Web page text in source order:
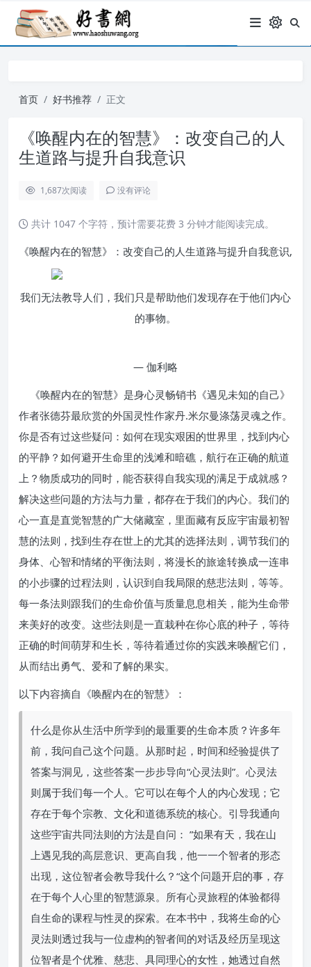
首页 好书推荐 正文
《唤醒内在的智慧》：改变自己的人
生道路与提升自我意识
1,687次阅读 没有评论
共计 1047 个字符，预计需要花费 3 分钟才能阅读完成。
《唤醒内在的智慧》：改变自己的人生道路与提升自我意识,
我们无法教导人们，我们只是帮助他们发现存在于他们内心
的事物。
— 伽利略
《唤醒内在的智慧》是身心灵畅销书《遇见未知的自己》
作者张德芬最欣赏的外国灵性作家丹.米尔曼涤荡灵魂之作。
你是否有过这些疑问：如何在现实艰困的世界里，找到内心
的平静？如何避开生命里的浅滩和暗礁，航行在正确的航道
上？物质成功的同时，能否获得自我实现的满足于成就感？
解决这些问题的方法与力量，都存在于我们的内心。我们的
心一直是直觉智慧的广大储藏室，里面藏有反应宇宙最初智
慧的法则，找到生存在世上的尤其的选择法则，调节我们的
身体、心智和情绪的平衡法则，将漫长的旅途转换成一连串
的小步骤的过程法则，认识到自我局限的慈悲法则，等等。
每一条法则跟我们的生命价值与质量息息相关，能为生命带
来美好的改变。这些法则是一直栽种在你心底的种子，等待
正确的时间萌芽和生长，等待着通过你的实践来唤醒它们，
从而结出勇气、爱和了解的果实。
以下内容摘自《唤醒内在的智慧》：
什么是你从生活中所学到的最重要的生命本质？许多年
前，我问自己这个问题。从那时起，时间和经验提供了
答案与洞见，这些答案一步步导向“心灵法则”。心灵法
则属于我们每一个人。它可以在每个人的内心发现；它
存在于每个宗教、文化和道德系统的核心。引导我通向
这些宇宙共同法则的方法是自问： ”如果有天，我在山
上遇见我的高层意识、更高自我，他一一个智者的形态
出现，这位智者会教导我什么？“这个问题开启的事，存
在于每个人心里的智慧源泉。所有心灵旅程的体验都得
自生命的课程与性灵的探索。在本书中，我将生命的心
灵法则透过我与一位虚构的智者间的对话及经历呈现这
位智者是个优雅、慈悲、具同理心的女性，她透过自然